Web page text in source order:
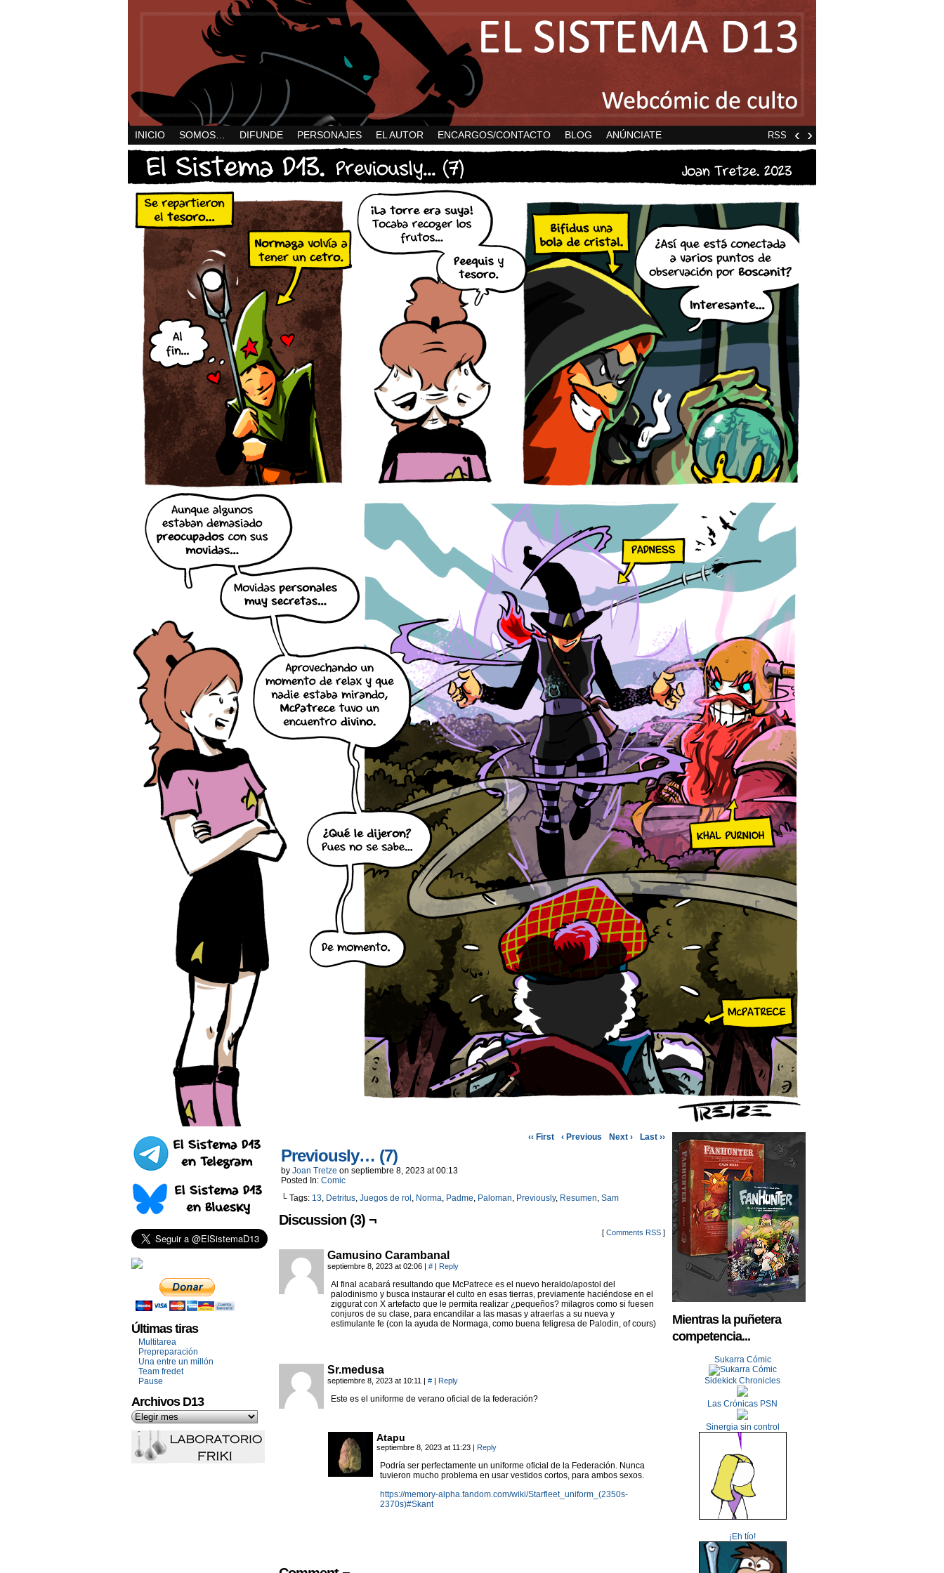
RSS ‹ ›
INICIO SOMOS… DIFUNDE PERSONAJES EL AUTOR ENCARGOS/CONTACTO BLOG ANÚNCIATE
Últimas tiras
Multitarea
Prepreparación
Una entre un millón
Team fredet
Pause
Archivos D13
‹‹ First ‹ Previous Next › Last ››
Previously… (7)
by Joan Tretze on septiembre 8, 2023 at00:13
Posted In: Comic
└ Tags: 13, Detritus, Juegos de rol , Norma, Padme, Paloman, Previously, Resumen, Sam
Discussion (3) ¬
[ Comments RSS ]
Gamusino Carambanal
septiembre 8, 2023 at 02:06 | # | Reply
Al final acabará resultando que McPatrece es el nuevo heraldo/apostol del
palodinismo y busca instaurar el culto en esas tierras, previamente haciéndose en el
ziggurat con X artefacto que le permita realizar ¿pequeños? milagros como si fuesen
conjuros de su clase, para encandilar a las masas y atraerlas a su nueva y
estimulante fe (con la ayuda de Normaga, como buena feligresa de Palodin, of cours)
Sr.medusa
septiembre 8, 2023 at 10:11 | # | Reply
Este es el uniforme de verano oficial de la federación?
Atapu
septiembre 8, 2023 at 11:23 | Reply
Podría ser perfectamente un uniforme oficial de la Federación. Nunca
tuvieron mucho problema en usar vestidos cortos, para ambos sexos.
https://memory-alpha.fandom.com/wiki/Starfleet_uniform_(2350s-
2370s)#Skant
Mientras la puñetera
competencia...
Sukarra Cómic
Sidekick Chronicles
Las Crónicas PSN
Sinergia sin control
¡Eh tío!